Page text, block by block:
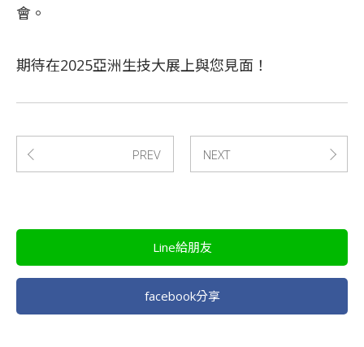
會。
期待在2025亞洲生技大展上與您見面！
PREV NEXT
Line給朋友
facebook分享